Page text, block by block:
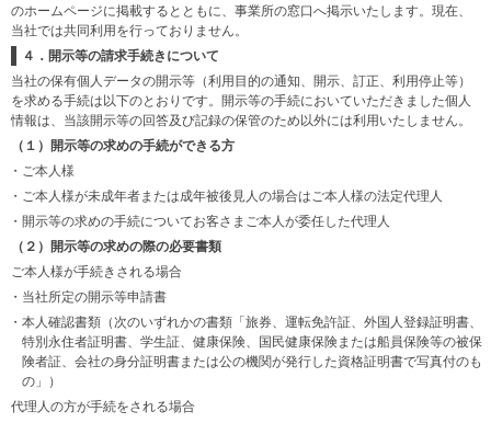
のホームページに掲載するとともに、事業所の窓口へ掲示いたします。現在、
当社では共同利用を行っておりません。
４．開示等の請求手続きについて
当社の保有個人データの開示等（利用目的の通知、開示、訂正、利用停止等）
を求める手続は以下のとおりです。開示等の手続においていただきました個人
情報は、当該開示等の回答及び記録の保管のため以外には利用いたしません。
（１）開示等の求めの手続ができる方
・ご本人様
・ご本人様が未成年者または成年被後見人の場合はご本人様の法定代理人
・開示等の求めの手続についてお客さまご本人が委任した代理人
（２）開示等の求めの際の必要書類
ご本人様が手続きされる場合
・当社所定の開示等申請書
・本人確認書類（次のいずれかの書類「旅券、運転免許証、外国人登録証明書、
特別永住者証明書、学生証、健康保険、国民健康保険または船員保険等の被保
険者証、会社の身分証明書または公の機関が発行した資格証明書で写真付のも
の」）
代理人の方が手続をされる場合